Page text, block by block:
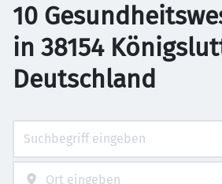
10
in 38154
Deutschland